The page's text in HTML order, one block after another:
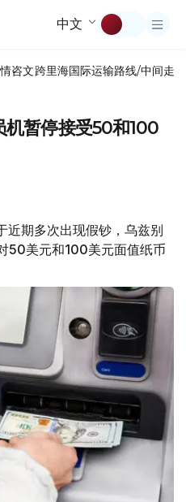
中文
咨文跨里海国际运输路线/中间走廊
机暂停接受50和100
近期多次出现假钞，乌兹别
50美元和100美元面值纸币